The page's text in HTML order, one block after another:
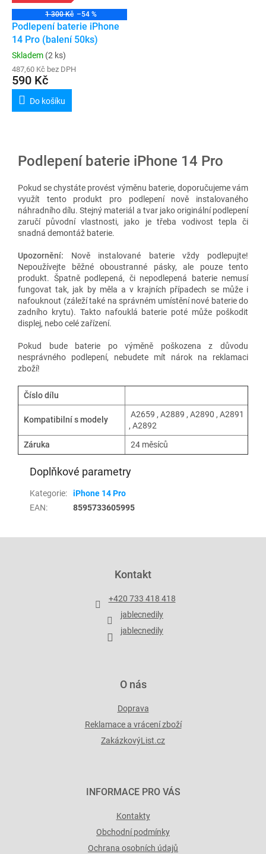
1 300 Kč –54 %
Podlepení baterie iPhone
14 Pro (balení 50ks)
Skladem (2 ks)
487,60 Kč bez DPH
590 Kč
Do košíku
Podlepení baterie iPhone 14 Pro
Pokud se chystáte provést výměnu baterie, doporučujeme vám
využít tento produkt pro podlepení nově instalovaného
náhradního dílu. Stejný materiál a tvar jako originální podlepení
zaručí původní vlastnosti, jako je třeba vodivost tepla či
snadná demontáž baterie.
Upozornění: Nově instalované baterie vždy podlepujte!
Nepoužívejte běžné oboustranné pásky, ale pouze tento
produkt. Špatně podlepená, či nepodlepená baterie nemusí
fungovat tak, jak by měla a v krajních případech se může i
nafouknout (záleží také na správném umístění nové baterie do
zadního krytu). Takto nafouklá baterie poté může poškodit
displej, nebo celé zařízení.
Pokud bude baterie po výměně poškozena z důvodu
nesprávného podlepení, nebudete mít nárok na reklamaci
zboží!
Číslo dílu
Kompatibilní s modely
A2659 , A2889 , A2890 , A2891
, A2892
Záruka
24 měsíců
Doplňkové parametry
Kategorie:
iPhone 14 Pro
EAN: 8595733605995
Kontakt
+420 733 418 418
jablecnedily
jablecnedily
O nás
Doprava
Reklamace a vrácení zboží
ZakázkovýList.cz
INFORMACE PRO VÁS
Kontakty
Obchodní podmínky
Ochrana osobních údajů